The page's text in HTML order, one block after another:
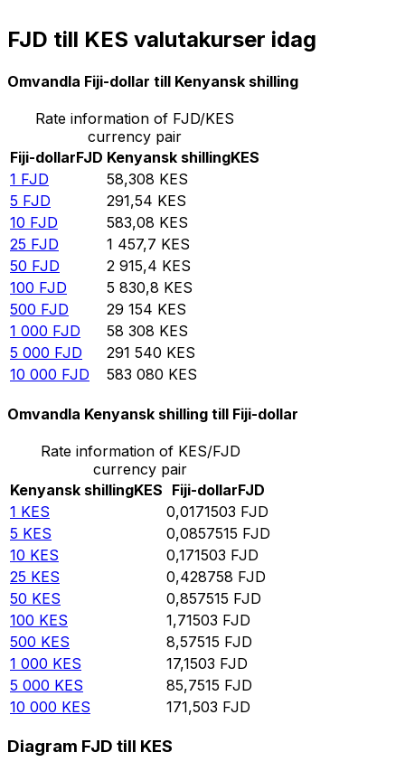
FJD till KES valutakurser idag
Omvandla Fiji-dollar till Kenyansk shilling
Rate information of FJD/KES
currency pair
Fiji-dollarFJD Kenyansk shillingKES
1 FJD 58,308 KES
5 FJD 291,54 KES
10 FJD 583,08 KES
25 FJD 1 457,7 KES
50 FJD 2 915,4 KES
100 FJD 5 830,8 KES
500 FJD 29 154 KES
1 000 FJD 58 308 KES
5 000 FJD 291 540 KES
10 000 FJD 583 080 KES
Omvandla Kenyansk shilling till Fiji-dollar
Rate information of KES/FJD
currency pair
Kenyansk shillingKES Fiji-dollarFJD
1 KES 0,0171503 FJD
5 KES 0,0857515 FJD
10 KES 0,171503 FJD
25 KES 0,428758 FJD
50 KES 0,857515 FJD
100 KES 1,71503 FJD
500 KES 8,57515 FJD
1 000 KES 17,1503 FJD
5 000 KES 85,7515 FJD
10 000 KES 171,503 FJD
Diagram FJD till KES